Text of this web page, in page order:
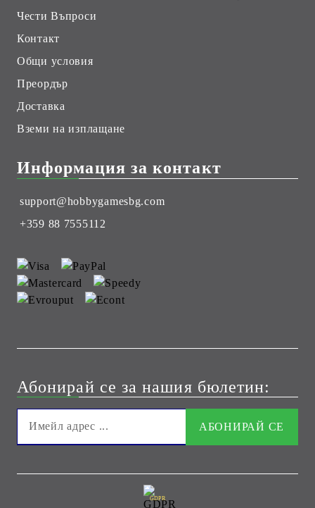
Чести Въпроси
Контакт
Общи условия
Преордър
Доставка
Вземи на изплащане
Информация за контакт
support@hobbygamesbg.com
+359 88 7555112
Абонирай се за нашия бюлетин:
GDPR